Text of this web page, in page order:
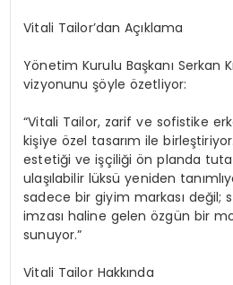
Vitali Tailor’dan Açıklama
Yönetim Kurulu Başkanı Serkan
vizyonunu şöyle özetliyor:
“Vitali Tailor, zarif ve sofistike
kişiye özel tasarım ile
estetiği ve işçiliği ön planda
ulaşılabilir lüksü yeniden
sadece bir giyim markası değil;
imzası haline gelen özgün bir
sunuyor.”
Vitali Tailor Hakkında